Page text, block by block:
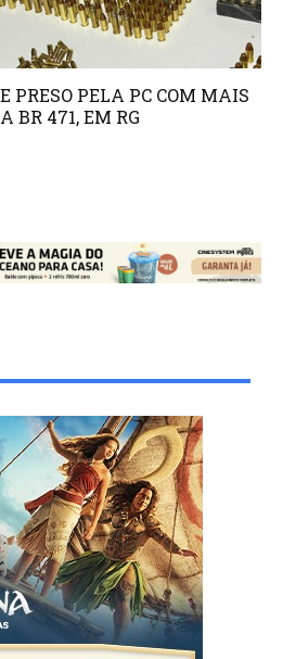
PRESO PELA PC COM MAIS
BR 471, EM RG